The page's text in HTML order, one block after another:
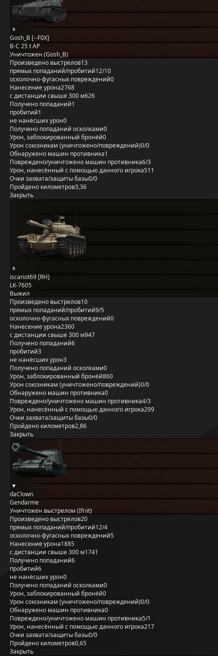
Gosh_B [--F0X]
B-C 25 t AP
Уничтожен (Gosh_B)
Произведено выстрелов13
прямых попаданий/пробитий12/10
осколочно-фугасных повреждений0
Нанесение урона2768
с дистанции свыше 300 м626
Получено попаданий1
пробитий1
не нанёсших урон0
Получено попаданий осколками0
Урон, заблокированный бронёй0
Урон союзникам (уничтожено/повреждений)0/0
Обнаружено машин противника1
Повреждено/уничтожено машин противника6/3
Урон, нанесённый с помощью данного игрока511
Очки захвата/защиты базы0/0
Пройдено километров3,36
Закрыть
iscariot69 [RH]
LK-7605
Выжил
Произведено выстрелов10
прямых попаданий/пробитий9/5
осколочно-фугасных повреждений0
Нанесение урона2360
с дистанции свыше 300 м947
Получено попаданий6
пробитий3
не нанёсших урон3
Получено попаданий осколками0
Урон, заблокированный бронёй860
Урон союзникам (уничтожено/повреждений)0/0
Обнаружено машин противника0
Повреждено/уничтожено машин противника4/3
Урон, нанесённый с помощью данного игрока299
Очки захвата/защиты базы0/0
Пройдено километров2,86
Закрыть
daClown
Gendarme
Уничтожен выстрелом (Ifriit)
Произведено выстрелов20
прямых попаданий/пробитий12/4
осколочно-фугасных повреждений5
Нанесение урона1885
с дистанции свыше 300 м1741
Получено попаданий6
пробитий6
не нанёсших урон0
Получено попаданий осколками0
Урон, заблокированный бронёй0
Урон союзникам (уничтожено/повреждений)0/0
Обнаружено машин противника0
Повреждено/уничтожено машин противника5/1
Урон, нанесённый с помощью данного игрока217
Очки захвата/защиты базы0/0
Пройдено километров0,65
Закрыть